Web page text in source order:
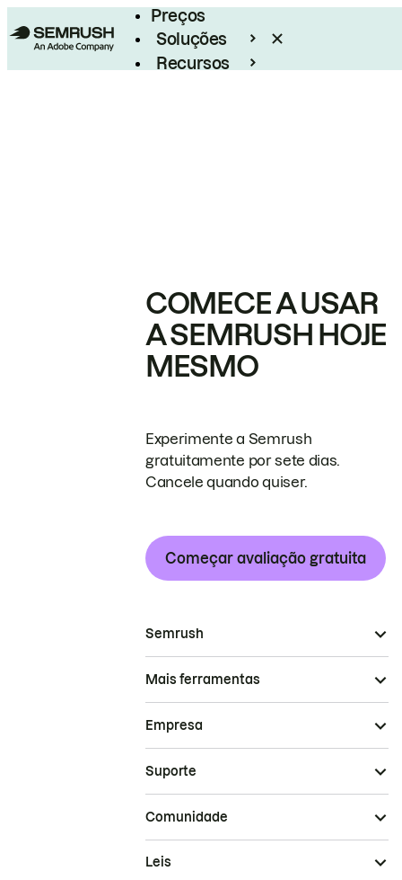
Preços
Soluções
Recursos
COMECE A USAR
A SEMRUSH HOJE
MESMO
Experimente a Semrush
gratuitamente por sete dias.
Cancele quando quiser.
Começar avaliação gratuita
Semrush
Mais ferramentas
Empresa
Suporte
Comunidade
Leis